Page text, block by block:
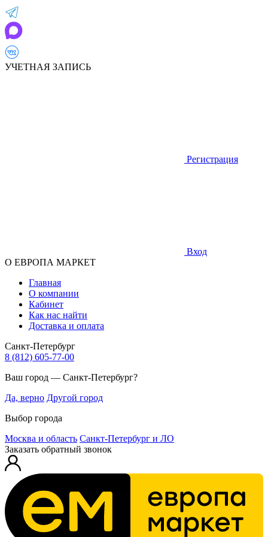
УЧЕТНАЯ ЗАПИСЬ
Регистрация
Вход
О ЕВРОПА МАРКЕТ
Главная
О компании
Кабинет
Как нас найти
Доставка и оплата
Санкт-Петербург
8 (812) 605-77-00
Ваш город — Санкт-Петербург?
Да, верно Другой город
Выбор города
Москва и область Санкт-Петербург и ЛО
Заказать обратный звонок